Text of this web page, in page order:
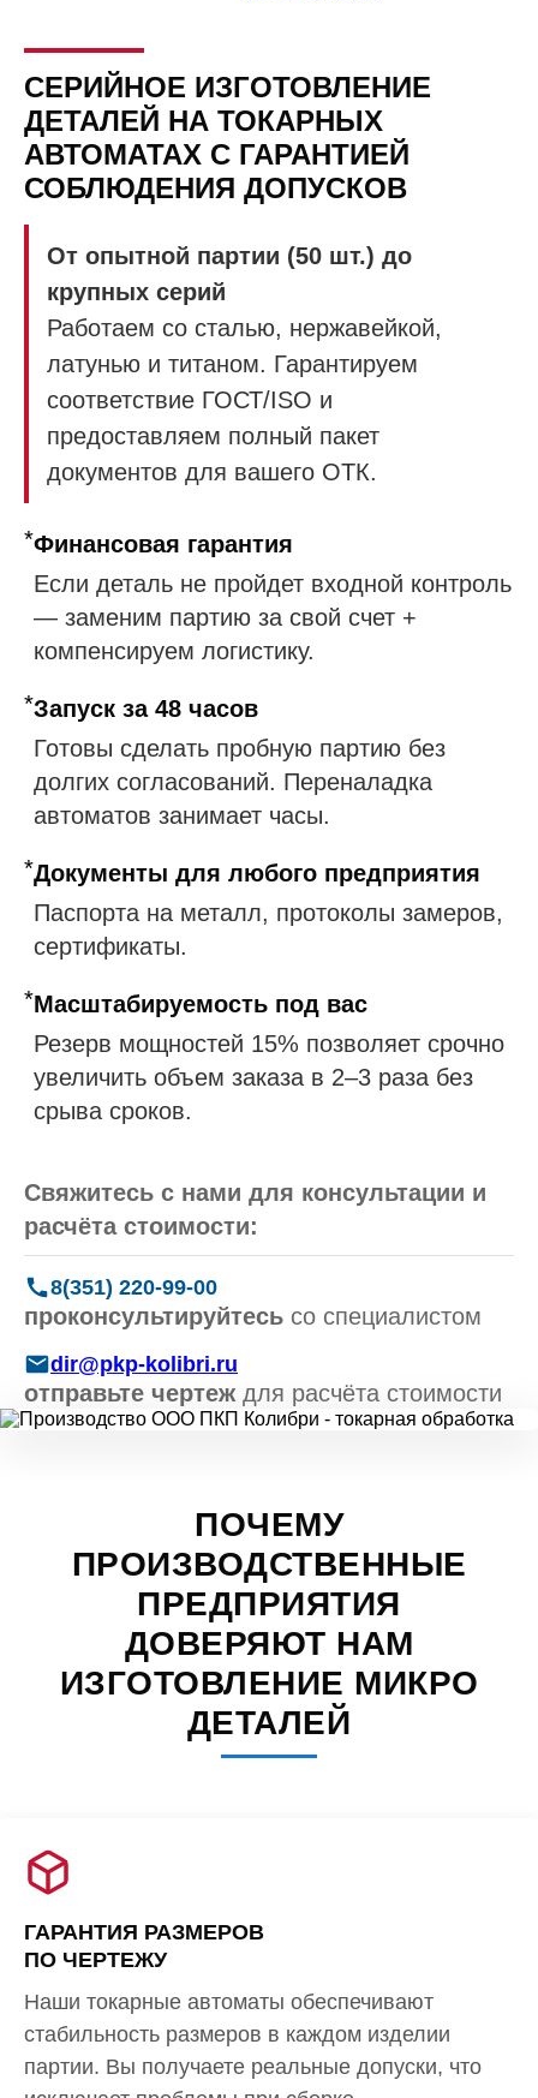
СЕРИЙНОЕ ИЗГОТОВЛЕНИЕ
ДЕТАЛЕЙ НА ТОКАРНЫХ
АВТОМАТАХ С ГАРАНТИЕЙ
СОБЛЮДЕНИЯ ДОПУСКОВ
От опытной партии (50 шт.) до
крупных серий
Работаем со сталью, нержавейкой,
латунью и титаном. Гарантируем
соответствие ГОСТ/ISO и
предоставляем полный пакет
документов для вашего ОТК.
*Финансовая гарантия
Если деталь не пройдет входной контроль
— заменим партию за свой счет +
компенсируем логистику.
*Запуск за 48 часов
Готовы сделать пробную партию без
долгих согласований. Переналадка
автоматов занимает часы.
*Документы для любого предприятия
Паспорта на металл, протоколы замеров,
сертификаты.
*Масштабируемость под вас
Резерв мощностей 15% позволяет срочно
увеличить объем заказа в 2–3 раза без
срыва сроков.
Свяжитесь с нами для консультации и
расчёта стоимости:
8(351) 220-99-00
проконсультируйтесь со специалистом
dir@pkp-kolibri.ru
отправьте чертеж для расчёта стоимости
ПОЧЕМУ
ПРОИЗВОДСТВЕННЫЕ
ПРЕДПРИЯТИЯ
ДОВЕРЯЮТ НАМ
ИЗГОТОВЛЕНИЕ МИКРО
ДЕТАЛЕЙ
ГАРАНТИЯ РАЗМЕРОВ
ПО ЧЕРТЕЖУ
Наши токарные автоматы обеспечивают
стабильность размеров в каждом изделии
партии. Вы получаете реальные допуски, что